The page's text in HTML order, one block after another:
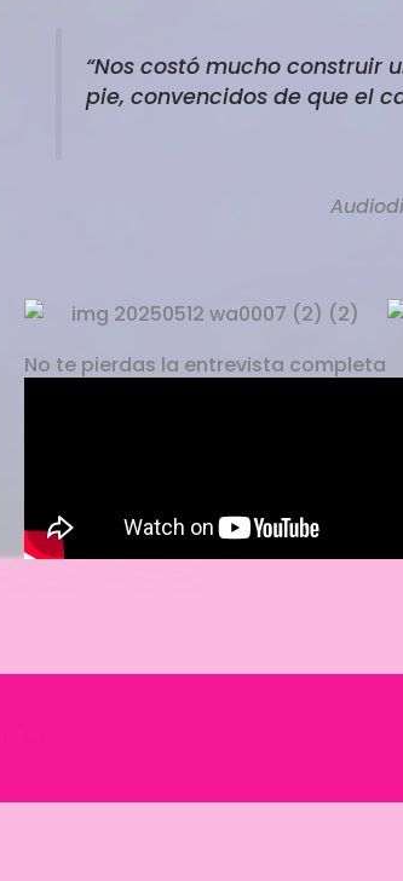
“Nos costó mucho construir
pie, convencidos de que el
No te pierdas la entrevista completa